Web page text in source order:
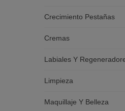
Crecimiento Pestañas
Cremas
Labiales Y
Limpieza
Maquillaje Y Belleza